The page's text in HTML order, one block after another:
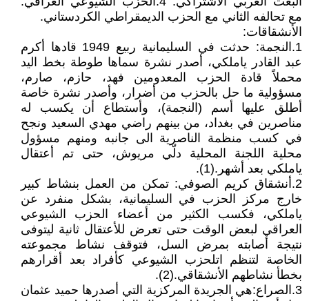
مع تحالفه الثاني مع الحزب الديمقراطي الكردستاني.
الأنشقاقات:
1.النجمة: حدثت في السليمانية ربيع 1949 قادها أكرم
عبد القادر ياملكي، أصدر نشرة سماها طوطة بخط اليد
محملاً قادة الحزب المعدومين فهد، حازم، صارم،
مسؤولية ما حل بالحزب من أضرار، وأصدر نشرة خاصة
أطلق عليها أسم (النجمة)، وأستطاع أن يكسب له
مناصرين في بغداد، من بينهم راضي مهدي السعيد ونجح
في كسب منظمة الناصرية الى جانبه ومنهم مسؤول
محلية اللجنة المحلية دلّي مريوش، حتى تم أعتقال
ياملكي بعد أشهر.(1).
2.أنشقاق كريم الصوفي: تمكن من العمل بنشاط كبير
خارج مركز الحزب في السليمانية، بشكل منفرد عن
ياملكي، فكسب الكثير من أعضاء الحزب الشيوعي
العراقي لبعض الوقت حتى تعرض للأعتقال ثانية ليتوفى
نتيجة أصابته بمرض السل، فتوقف نشاط مجموعته
الخاصة لتنظم اتلحزب الشيوعي كأفراد بعد أقرارهم
بخطأ نشاطهم الأنشقاقي.(2).
3.الصراع:هي الجريدة المركزية التي أصدرها حميد عثمان